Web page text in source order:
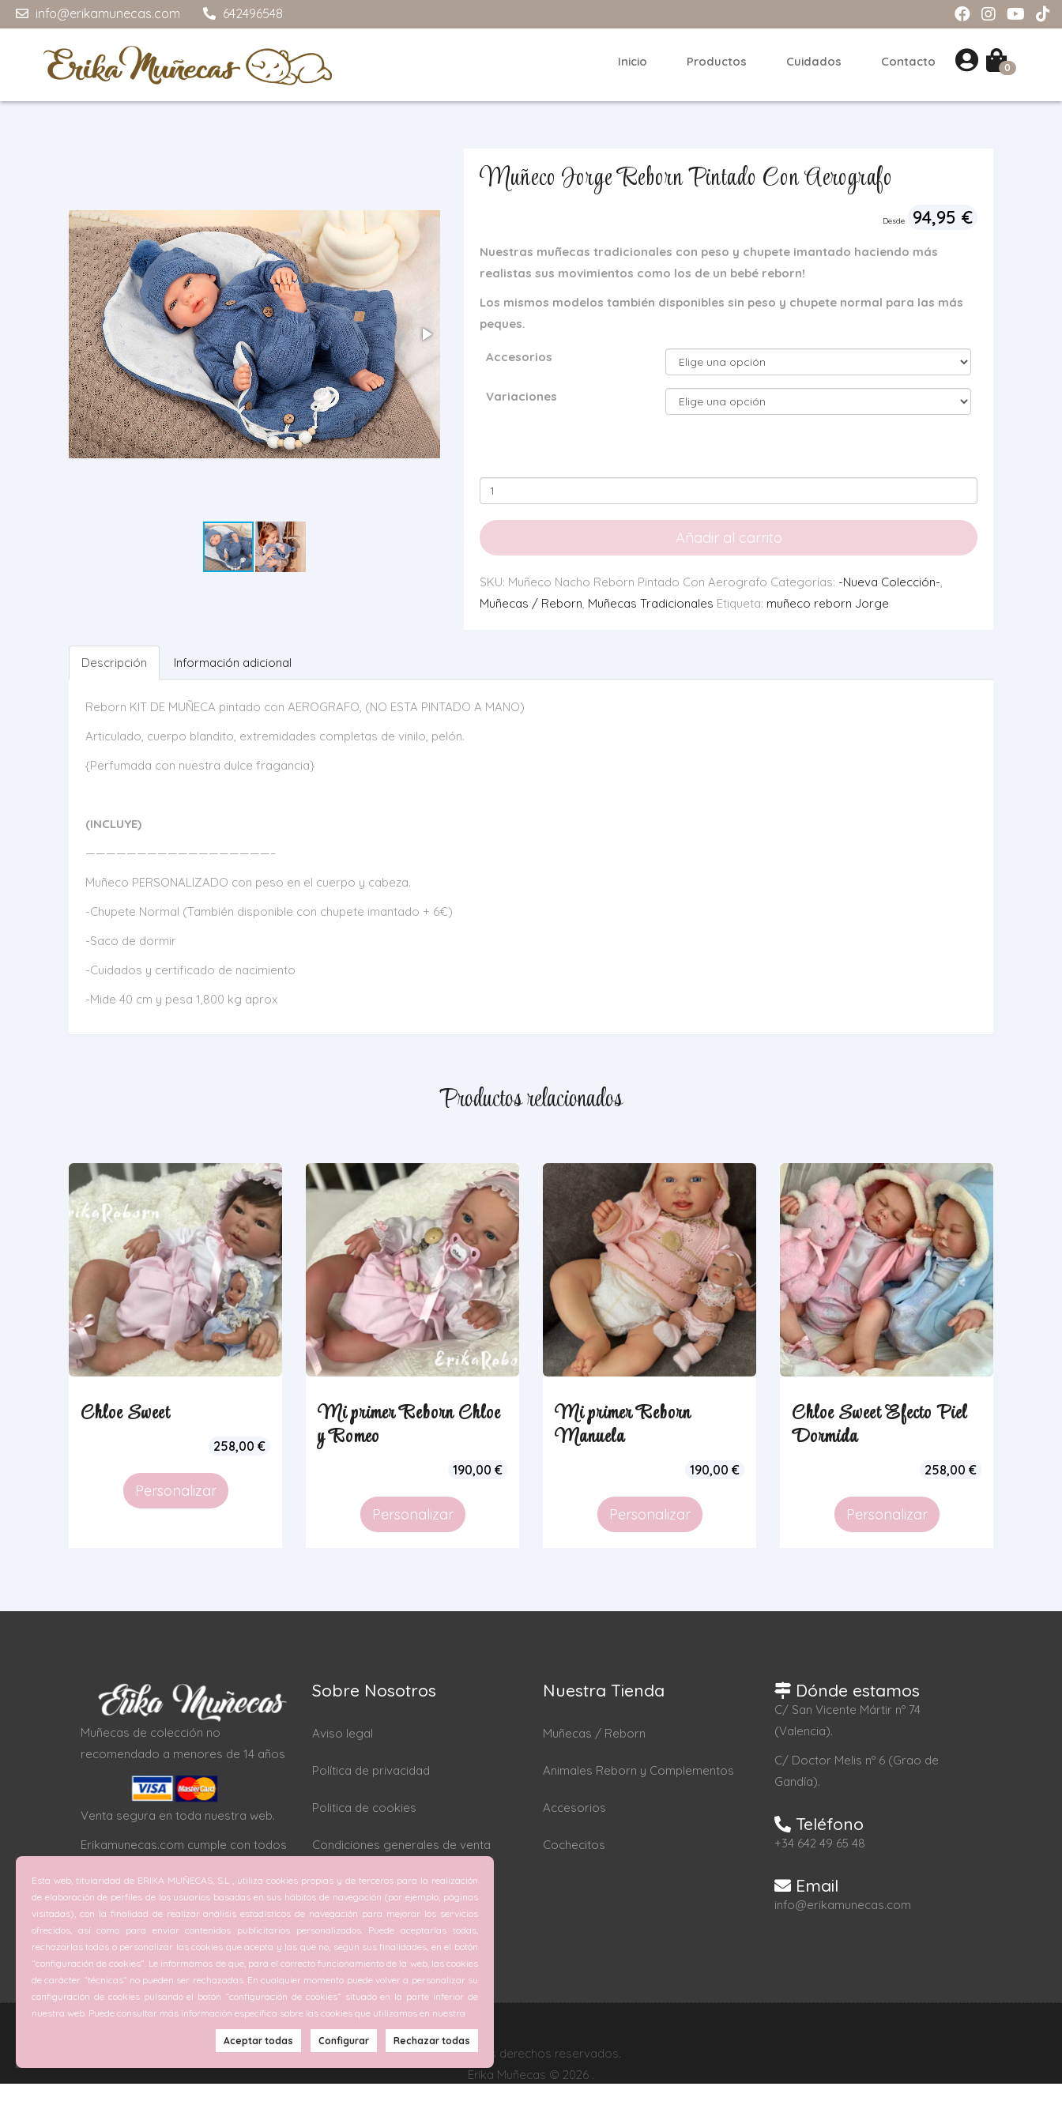
info@erikamunecas.com 642496548
0
Inicio Productos Cuidados Contacto
Muñeco Jorge Reborn Pintado Con Aerografo
Desde 94,95 €
Nuestras muñecas tradicionales con peso y chupete imantado haciendo más
realistas sus movimientos como los de un bebé reborn!
Los mismos modelos también disponibles sin peso y chupete normal para las más
peques.
Accesorios
Variaciones
Muñeco
Jorge
Reborn
Pintado
Añadir al carrito
SKU: Muñeco Nacho Reborn Pintado Con Aerografo Categorías: -Nueva Colección-,
Muñecas / Reborn, Muñecas Tradicionales Etiqueta: muñeco reborn Jorge
Descripción Información adicional
Reborn KIT DE MUÑECA pintado con AEROGRAFO, (NO ESTA PINTADO A MANO)
Articulado, cuerpo blandito, extremidades completas de vinilo, pelón.
{Perfumada con nuestra dulce fragancia}
(INCLUYE)
——————————————————–
Muñeco PERSONALIZADO con peso en el cuerpo y cabeza.
-Chupete Normal (También disponible con chupete imantado + 6€)
-Saco de dormir
-Cuidados y certificado de nacimiento
-Mide 40 cm y pesa 1,800 kg aprox
Productos relacionados
Chloe Sweet
258,00 €
Personalizar
Mi primer Reborn Chloe
y Romeo
190,00 €
Personalizar
Mi primer Reborn
Manuela
190,00 €
Personalizar
Chloe Sweet Efecto Piel
Dormida
258,00 €
Personalizar
Muñecas de colección no
recomendado a menores de 14 años
Venta segura en toda nuestra web.
Erikamunecas.com cumple con todos
Sobre Nosotros
Aviso legal
Política de privacidad
Politica de cookies
Condiciones generales de venta
Configurar cookies
Nuestra Tienda
Muñecas / Reborn
Animales Reborn y Complementos
Accesorios
Cochecitos
Dónde estamos
C/ San Vicente Mártir nº 74
(Valencia).
C/ Doctor Melis nº 6 (Grao de
Gandía).
Teléfono
+34 642 49 65 48
Email
info@erikamunecas.com
Todos los derechos reservados.
Erika Muñecas © 2026 .
Esta web, titularidad de ERIKA MUÑECAS, S.L , utiliza cookies propias y de terceros para la realización
de elaboración de perfiles de los usuarios basadas en sus hábitos de navegación (por ejemplo, páginas
visitadas), con la finalidad de realizar análisis estadísticos de navegación para mejorar los servicios
ofrecidos, así como para enviar contenidos publicitarios personalizados. Puede aceptarlas todas,
rechazarlas todas o personalizar las cookies que acepta y las que no, según sus finalidades, en el botón
“configuración de cookies”. Le informamos de que, para el correcto funcionamiento de la web, las cookies
de carácter “técnicas” no pueden ser rechazadas. En cualquier momento puede volver a personalizar su
configuración de cookies pulsando el botón “configuración de cookies” situado en la parte inferior de
nuestra web. Puede consultar más información específica sobre las cookies que utilizamos en nuestra